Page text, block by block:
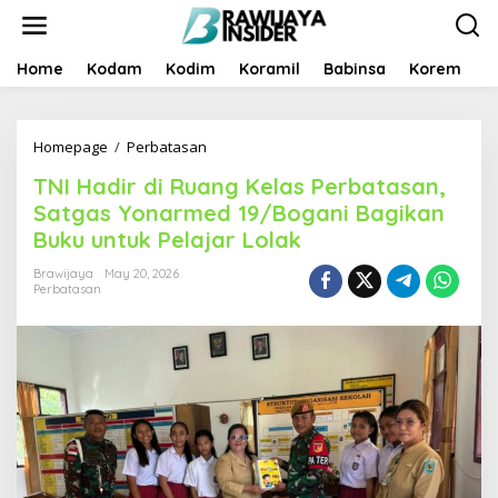
t
Home Kodam Kodim Koramil Babinsa Korem
Homepage / Perbatasan
I
H
a
d
i
R
n
g
K
e
l
TNI Hadir di Ruang Kelas Perbatasan,
Satgas Yonarmed 19/Bogani Bagikan
Buku untuk Pelajar Lolak
Brawijaya
May 20, 2026
Perbatasan